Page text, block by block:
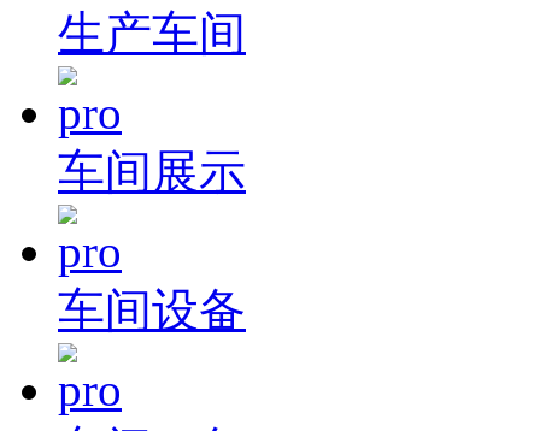
生产车间
车间展示
车间设备